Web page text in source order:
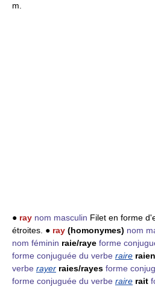
m.
● ray nom masculin Filet en forme
étroites. ● ray (homonymes) nom
nom féminin raie/raye forme
forme conjuguée du verbe raire
verbe rayer raies/rayes forme
forme conjuguée du verbe raire rait